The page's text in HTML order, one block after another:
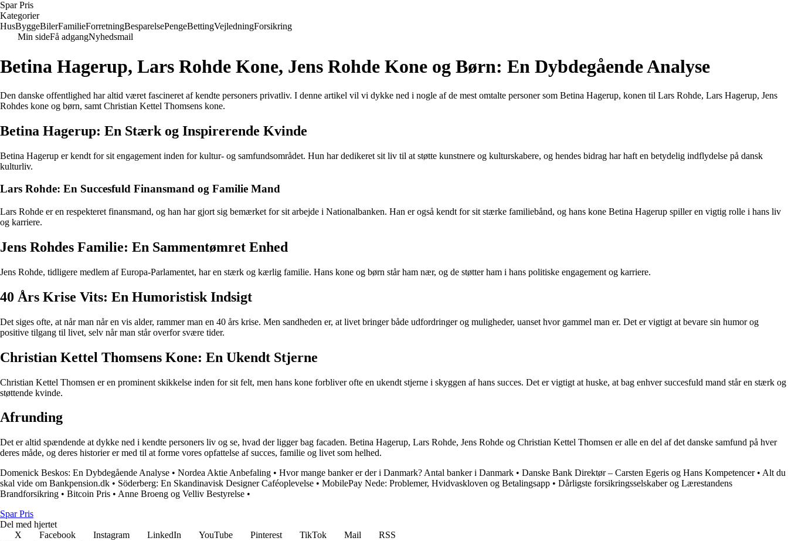
Spar Pris
Kategorier
HusByggeBilerFamilieForretningBesparelsePengeBettingVejledningForsikring
Min sideFå adgangNyhedsmail
Betina Hagerup, Lars Rohde Kone, Jens Rohde Kone og Børn: En Dybdegående Analyse
Den danske offentlighed har altid været fascineret af kendte personers privatliv. I denne artikel vil vi dykke ned i nogle af de mest omtalte personer som Betina Hagerup, konen til Lars Rohde, Lars Hagerup, Jens
Rohdes kone og børn, samt Christian Kettel Thomsens kone.
Betina Hagerup: En Stærk og Inspirerende Kvinde
Betina Hagerup er kendt for sit engagement inden for kultur- og samfundsområdet. Hun har dedikeret sit liv til at støtte kunstnere og kulturskabere, og hendes bidrag har haft en betydelig indflydelse på dansk
kulturliv.
Lars Rohde: En Succesfuld Finansmand og Familie Mand
Lars Rohde er en respekteret finansmand, og han har gjort sig bemærket for sit arbejde i Nationalbanken. Han er også kendt for sit stærke familiebånd, og hans kone Betina Hagerup spiller en vigtig rolle i hans liv
og karriere.
Jens Rohdes Familie: En Sammentømret Enhed
Jens Rohde, tidligere medlem af Europa-Parlamentet, har en stærk og kærlig familie. Hans kone og børn står ham nær, og de støtter ham i hans politiske engagement og karriere.
40 Års Krise Vits: En Humoristisk Indsigt
Det siges ofte, at når man når en vis alder, rammer man en 40 års krise. Men sandheden er, at livet bringer både udfordringer og muligheder, uanset hvor gammel man er. Det er vigtigt at bevare sin humor og
positive tilgang til livet, selv når man står overfor svære tider.
Christian Kettel Thomsens Kone: En Ukendt Stjerne
Christian Kettel Thomsen er en prominent skikkelse inden for sit felt, men hans kone forbliver ofte en ukendt stjerne i skyggen af hans succes. Det er vigtigt at huske, at bag enhver succesfuld mand står en stærk og
støttende kvinde.
Afrunding
Det er altid spændende at dykke ned i kendte personers liv og se, hvad der ligger bag facaden. Betina Hagerup, Lars Rohde, Jens Rohde og Christian Kettel Thomsen er alle en del af det danske samfund på hver
deres måde, og deres historier er med til at forme vores opfattelse af succes, familie og livet som helhed.
Domenick Beskos: En Dybdegående Analyse • Nordea Aktie Anbefaling • Hvor mange banker er der i Danmark? Antal banker i Danmark • Danske Bank Direktør – Carsten Egeris og Hans Kompetencer• Alt du
skal vide om Bankpension.dk • Söderberg: En Skandinavisk Designer Caféoplevelse • MobilePay Nede: Problemer, Hvidvaskloven og Betalingsapp • Dårligste forsikringsselskaber og Lærestandens
Brandforsikring • Bitcoin Pris • Anne Broeng og Velliv Bestyrelse •
Spar Pris
Del med hjertet
X
Facebook Instagram LinkedIn YouTube Pinterest TikTok Mail
RSS